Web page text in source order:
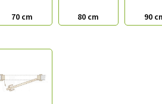
70 cm 80 cm 90